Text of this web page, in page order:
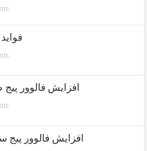
افزایش فالوور
افزایش فالوور پیج